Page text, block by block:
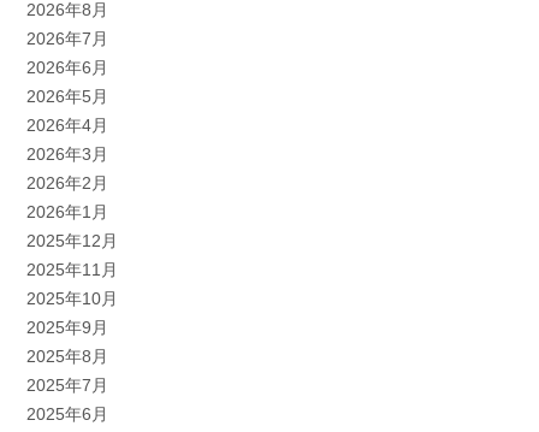
2026年8月
2026年7月
2026年6月
2026年5月
2026年4月
2026年3月
2026年2月
2026年1月
2025年12月
2025年11月
2025年10月
2025年9月
2025年8月
2025年7月
2025年6月